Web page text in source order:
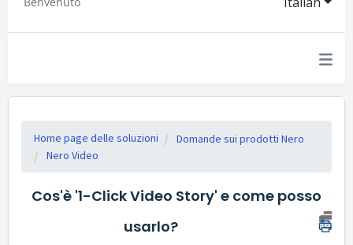
Home page delle soluzioni
Domande sui prodotti Nero
Nero Video
Cos'è '1-Click Video Story' e come posso
usarlo?